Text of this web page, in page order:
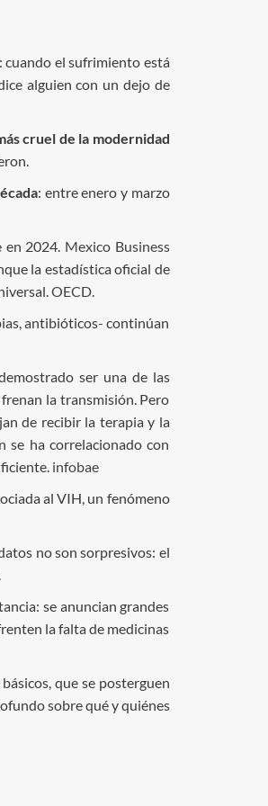
cuando el sufrimiento está
alguien con un dejo de
cruel de la modernidad
: entre enero y marzo
en 2024. Mexico Business
la estadística oficial de
OECD.
antibióticos- continúan
ser una de las
la transmisión. Pero
de recibir la terapia y la
se ha correlacionado con
infobae
al VIH, un fenómeno
no son sorpresivos: el
se anuncian grandes
la falta de medicinas
que se posterguen
sobre qué y quiénes